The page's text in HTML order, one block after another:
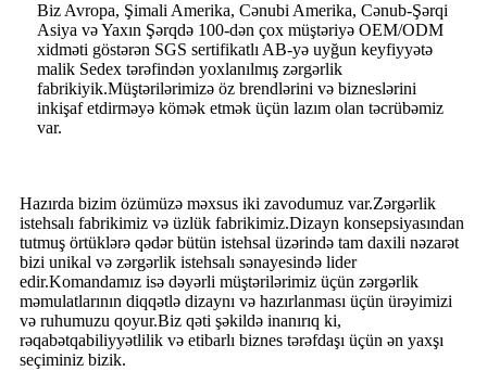
Biz Avropa, Şimali Amerika, Cənubi Amerika, Cənub-Şərqi
Asiya və Yaxın Şərqdə 100-dən çox müştəriyə OEM/ODM
xidməti göstərən SGS sertifikatlı AB-yə uyğun keyfiyyətə
malik Sedex tərəfindən yoxlanılmış zərgərlik
fabrikiyik.Müştərilərimizə öz brendlərini və bizneslərini
inkişaf etdirməyə kömək etmək üçün lazım olan təcrübəmiz
var.
Hazırda bizim özümüzə məxsus iki zavodumuz var.Zərgərlik
istehsalı fabrikimiz və üzlük fabrikimiz.Dizayn konsepsiyasından
tutmuş örtüklərə qədər bütün istehsal üzərində tam daxili nəzarət
bizi unikal və zərgərlik istehsalı sənayesində lider
edir.Komandamız isə dəyərli müştərilərimiz üçün zərgərlik
məmulatlarının diqqətlə dizaynı və hazırlanması üçün ürəyimizi
və ruhumuzu qoyur.Biz qəti şəkildə inanırıq ki,
rəqabətqabiliyyətlilik və etibarlı biznes tərəfdaşı üçün ən yaxşı
seçiminiz bizik.